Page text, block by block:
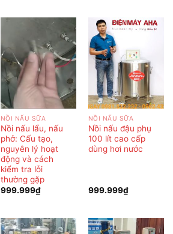
NỒI NẤU SỮA
Nồi nấu lẩu, nấu
phở: Cấu tạo,
nguyên lý hoạt
động và cách
kiểm tra lỗi
thường gặp
999.999₫
NỒI NẤU SỮA
Nồi nấu đậu phụ
100 lít cao cấp
dùng hơi nước
999.999₫